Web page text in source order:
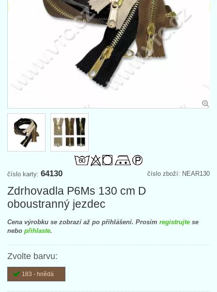
číslo zboží: NEAR130
číslo karty: 64130
Zdrhovadla P6Ms 130 cm D
oboustranný jezdec
Cena výrobku se zobrazí až po přihlášení. Prosím registrujte se
nebo přihlaste.
Zvolte barvu:
183 - hnědá